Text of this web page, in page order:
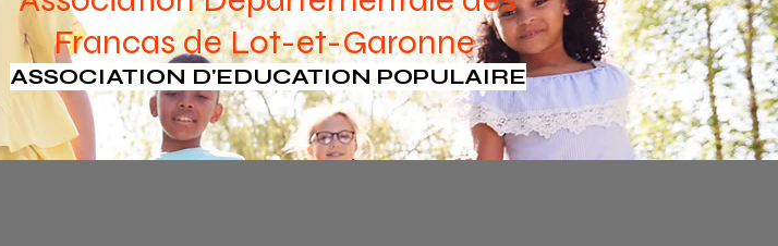
Francas de Lot-et-Garonne
ASSOCIATION D'EDUCATION POPULAIRE